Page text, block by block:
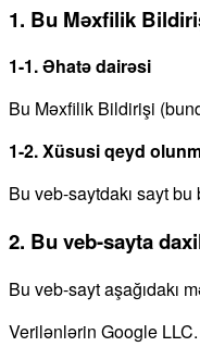
1. Bu Məxfilik
1-1. Əhatə dairəsi
Bu Məxfilik Bildirişi
1-2. Xüsusi qeyd
Bu veb-saytdakı sayt
2. Bu veb-sayta
Bu veb-sayt aşağıdakı
Verilənlərin Google